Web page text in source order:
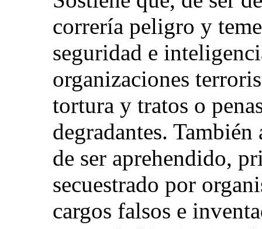
correría peligro y
seguridad e
organizaciones
tortura y tratos o
degradantes.
de ser aprehendido,
secuestrado por
cargos falsos e